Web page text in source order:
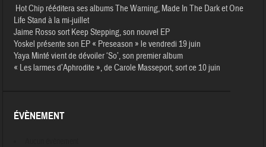
Hot Chip rééditera ses albums The Warning, Made In The Dark et One
Life Stand à la mi-juillet
Jaime Rosso sort Keep Stepping, son nouvel EP
Yoskel présente son EP « Preseason » le vendredi 19 juin
Yaya Minté vient de dévoiler ‘So’, son premier album
« Les larmes d’Aphrodite », de Carole Masseport, sort ce 10 juin
ÉVÈNEMENT